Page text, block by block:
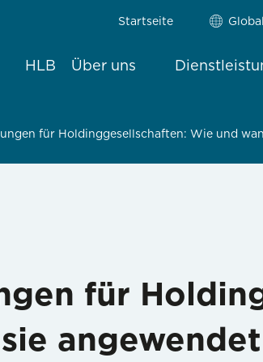
Startseite Global
HLB Über uns
für Holdinggesellschaften: Wie und
für